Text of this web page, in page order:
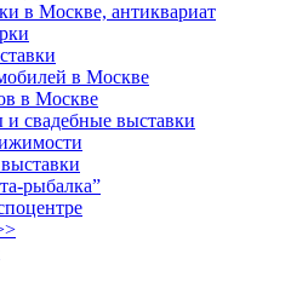
в Москве, антиквариат
в Москве
в Москве
свадебные выставки
рыбалка”